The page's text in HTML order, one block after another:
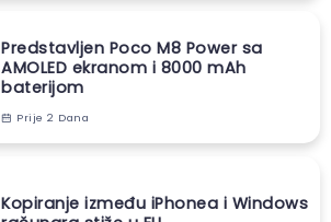
Predstavljen Poco M8 Power sa
AMOLED ekranom i 8000 mAh
baterijom
Prije 2 Dana
Kopiranje između iPhonea i Windows